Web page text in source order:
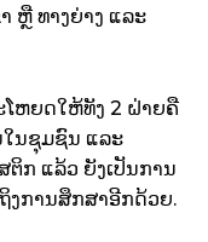
ຫຼື ທາງຍ່າງ ແລະ
ໂຫຍດໃຫ້ທັງ 2 ຝ່າຍຄື
ນຊຸມຊົນ ແລະ
ກ ແລ້ວ ຍັງເປັນການ
ງການສຶກສາອີກດ້ວຍ.